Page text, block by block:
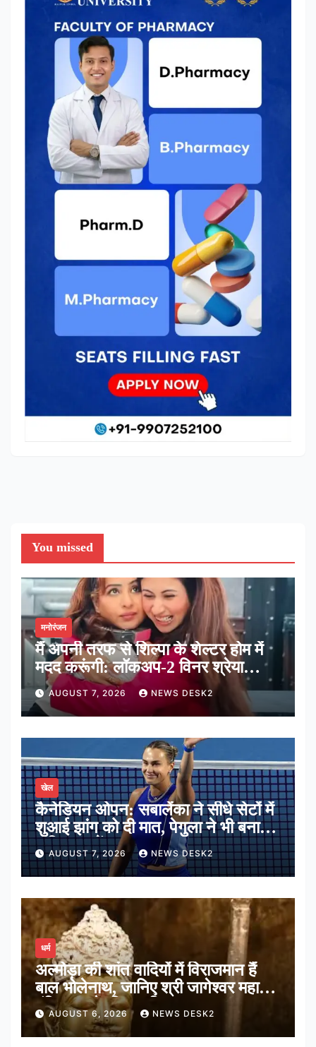
You missed
मनोरंजन
मैं अपनी तरफ से शिल्पा के शेल्टर होम में
मदद करूंगी: लॉकअप-2 विनर श्रेया
कालरा
AUGUST 7, 2026 NEWS DESK2
खेल
कैनेडियन ओपन: सबालेंका ने सीधे सेटों में
शुआई झांग को दी मात, पेगुला ने भी बनाई
अंतिम 16 में जगह
AUGUST 7, 2026 NEWS DESK2
धर्म
अल्मोड़ा की शांत वादियों में विराजमान हैं
बाल भोलेनाथ, जानिए श्री जागेश्वर महादेव
मंदिर का पौराणिक इतिहास
AUGUST 6, 2026 NEWS DESK2